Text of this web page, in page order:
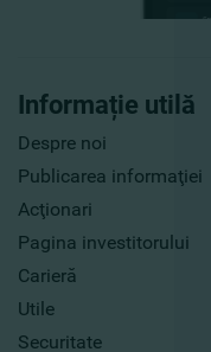
Informație utilă
Despre noi
Publicarea informaţiei
Acţionari
Pagina investitorului
Carieră
Utile
Securitate